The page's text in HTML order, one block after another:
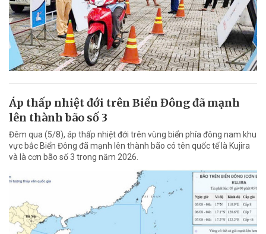
Áp thấp nhiệt đới trên Biển Đông đã mạnh
lên thành bão số 3
Đêm qua (5/8), áp thấp nhiệt đới trên vùng biển phía đông nam khu
vực bắc Biển Đông đã mạnh lên thành bão có tên quốc tế là Kujira
và là cơn bão số 3 trong năm 2026.